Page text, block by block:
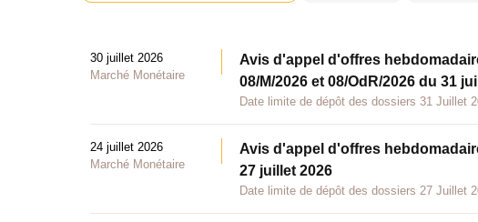
30 juillet 2026
Marché Monétaire
Avis d'appel d'offres
08/M/2026 et 08/OdR/2026 du 31
Date limite de dépôt des dossiers 31 Juillet
24 juillet 2026
Marché Monétaire
Avis d'appel d'offres
27 juillet 2026
Date limite de dépôt des dossiers 27 Juillet